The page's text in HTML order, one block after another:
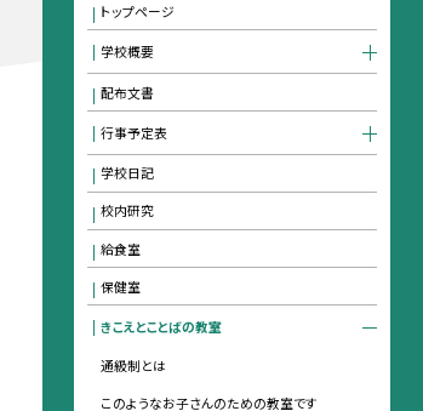
トップページ
学校概要
配布文書
行事予定表
学校日記
校内研究
給食室
保健室
きこえとことばの教室
通級制とは
このようなお子さんのための教室です